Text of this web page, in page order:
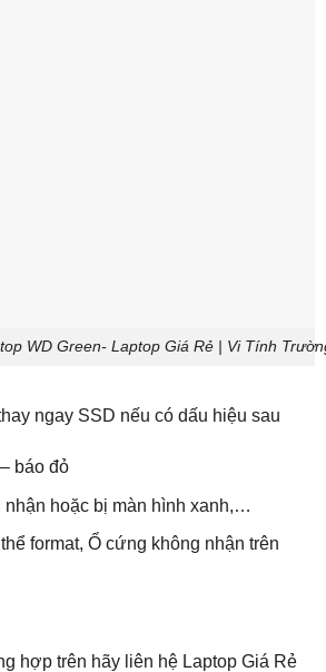
WD Green- Laptop Giá Rẻ | Vi Tính
ngay SSD nếu có dấu hiệu sau
báo đỏ
nhận hoặc bị màn hình xanh,…
format, Ổ cứng không nhận trên
hợp trên hãy liên hệ Laptop Giá Rẻ